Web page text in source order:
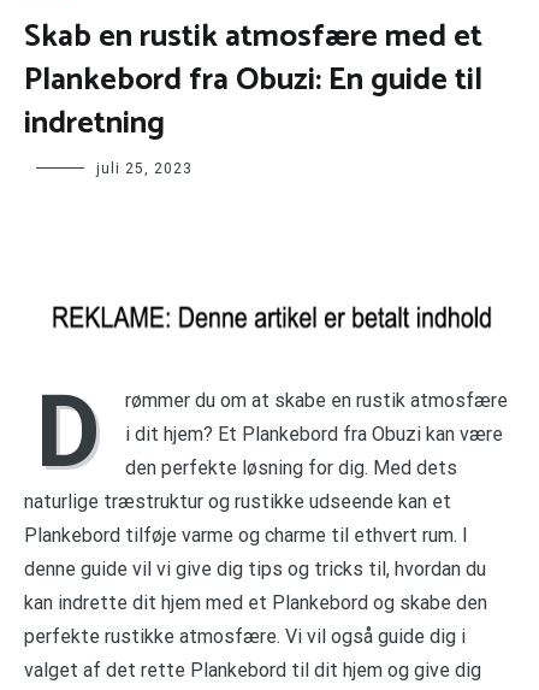
Skab en rustik atmosfære med et
Plankebord fra Obuzi: En guide til
indretning
juli 25, 2023
D
rømmer du om at skabe en rustik atmosfære
i dit hjem? Et Plankebord fra Obuzi kan være
den perfekte løsning for dig. Med dets
naturlige træstruktur og rustikke udseende kan et
Plankebord tilføje varme og charme til ethvert rum. I
denne guide vil vi give dig tips og tricks til, hvordan du
kan indrette dit hjem med et Plankebord og skabe den
perfekte rustikke atmosfære. Vi vil også guide dig i
valget af det rette Plankebord til dit hjem og give dig